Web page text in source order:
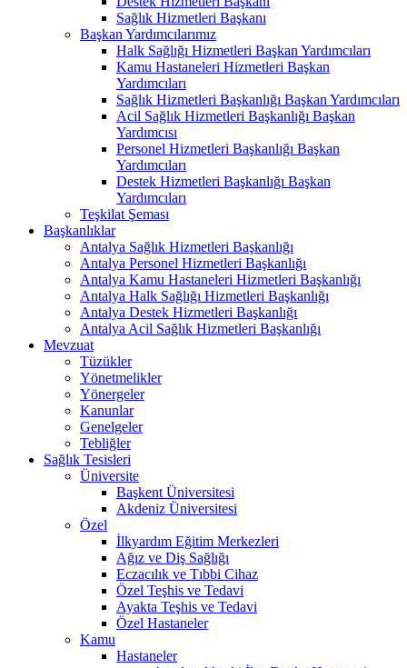
Sağlık Hizmetleri Başkanı
Başkan Yardımcılarımız
Halk Sağlığı Hizmetleri Başkan Yardımcıları
Kamu Hastaneleri Hizmetleri Başkan
Yardımcıları
Sağlık Hizmetleri Başkanlığı Başkan Yardımcıları
Acil Sağlık Hizmetleri Başkanlığı Başkan
Yardımcısı
Personel Hizmetleri Başkanlığı Başkan
Yardımcıları
Destek Hizmetleri Başkanlığı Başkan
Yardımcıları
Teşkilat Şeması
Başkanlıklar
Antalya Sağlık Hizmetleri Başkanlığı
Antalya Personel Hizmetleri Başkanlığı
Antalya Kamu Hastaneleri Hizmetleri Başkanlığı
Antalya Halk Sağlığı Hizmetleri Başkanlığı
Antalya Destek Hizmetleri Başkanlığı
Antalya Acil Sağlık Hizmetleri Başkanlığı
Mevzuat
Tüzükler
Yönetmelikler
Yönergeler
Kanunlar
Genelgeler
Tebliğler
Sağlık Tesisleri
Üniversite
Başkent Üniversitesi
Akdeniz Üniversitesi
Özel
İlkyardım Eğitim Merkezleri
Ağız ve Diş Sağlığı
Eczacılık ve Tıbbi Cihaz
Özel Teşhis ve Tedavi
Ayakta Teşhis ve Tedavi
Özel Hastaneler
Kamu
Hastaneler